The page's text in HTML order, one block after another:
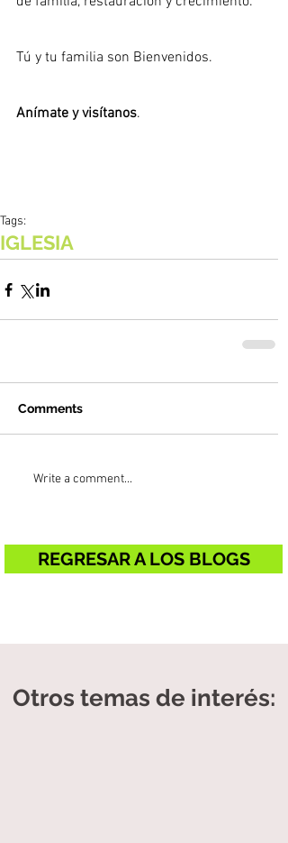
Tú y tu familia son Bienvenidos.
Anímate y visítanos.
Tags:
IGLESIA
Comments
Write a comment...
REGRESAR A LOS BLOGS
Otros temas de interés: